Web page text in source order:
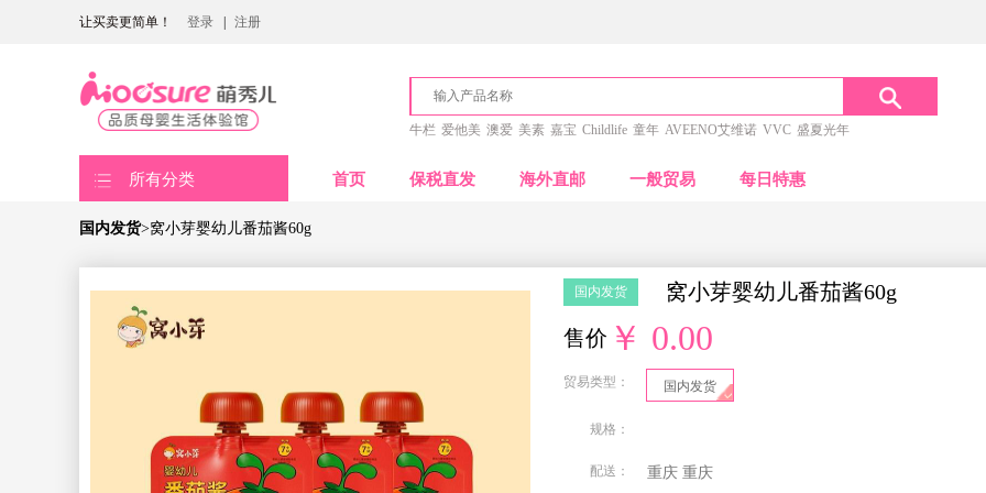
让买卖更简单！ 登录 注册
牛栏 爱他美 澳爱 美素 嘉宝 Childlife 童年 AVEENO艾维诺 VVC 盛夏光年
所有分类 首页 保税直发 海外直邮 一般贸易 每日特惠
国内发货>窝小芽婴幼儿番茄酱60g
国内发货
窝小芽婴幼儿番茄酱60g
售价 ￥ 0.00
贸易类型： 国内发货
规格：
配送： 重庆 重庆